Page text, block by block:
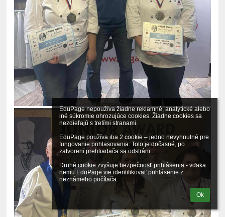
EduPage nepoužíva žiadne reklamné, analytické alebo
iné súkromie ohrozujúce cookies. Žiadne cookies sa
nezdieľajú s tretími stranami.
EduPage používa iba 2 cookie – jedno nevyhnutné pre
fungovanie prihlasovania. Toto je dočasné, po
zatvorení prehliadača sa odstráni.
Druhé cookie zvyšuje bezpečnosť prihlásenia - vďaka
nemu EduPage vie identifikovať prihlásenie z
neznámeho počítača.
Ok